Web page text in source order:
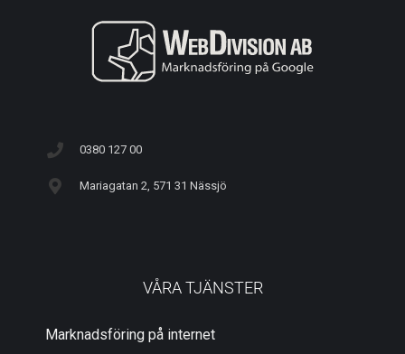
0380 127 00
Mariagatan 2, 571 31 Nässjö
VÅRA TJÄNSTER
Marknadsföring på internet